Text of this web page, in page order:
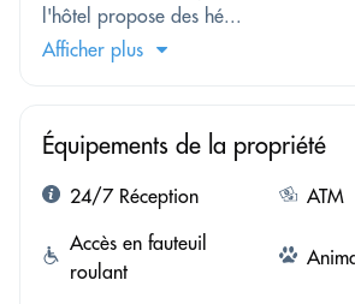
l'hôtel propose des hé...
Afficher plus
Équipements de la propriété
24/7 Réception
ATM
Accès en fauteuil
roulant